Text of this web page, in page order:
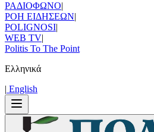
ΡΑΔΙΟΦΩΝΟ|
ΡΟΗ ΕΙΔΗΣΕΩΝ|
POLIGNOSI|
WEB TV|
Politis To The Point
Ελληνικά
| Εnglish